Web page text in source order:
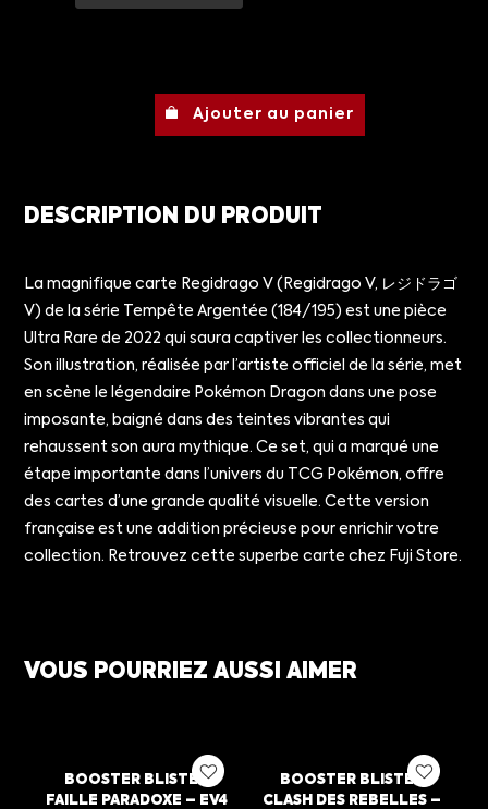
Ajouter au panier
DESCRIPTION DU PRODUIT
La magnifique carte Regidrago V (Regidrago V, レジドラゴ
V) de la série Tempête Argentée (184/195) est une pièce
Ultra Rare de 2022 qui saura captiver les collectionneurs.
Son illustration, réalisée par l’artiste officiel de la série, met
en scène le légendaire Pokémon Dragon dans une pose
imposante, baigné dans des teintes vibrantes qui
rehaussent son aura mythique. Ce set, qui a marqué une
étape importante dans l’univers du TCG Pokémon, offre
des cartes d’une grande qualité visuelle. Cette version
française est une addition précieuse pour enrichir votre
collection. Retrouvez cette superbe carte chez Fuji Store.
VOUS POURRIEZ AUSSI AIMER
BOOSTER BLISTER
FAILLE PARADOXE – EV4
BOOSTER BLISTER
CLASH DES REBELLES –